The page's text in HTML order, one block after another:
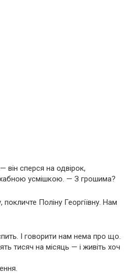
він сперся на одвірок,
усмішкою. — З грошима?
Поліну Георгіївну. Нам
І говорити нам нема про що.
тисяч на місяць — і живіть хоч